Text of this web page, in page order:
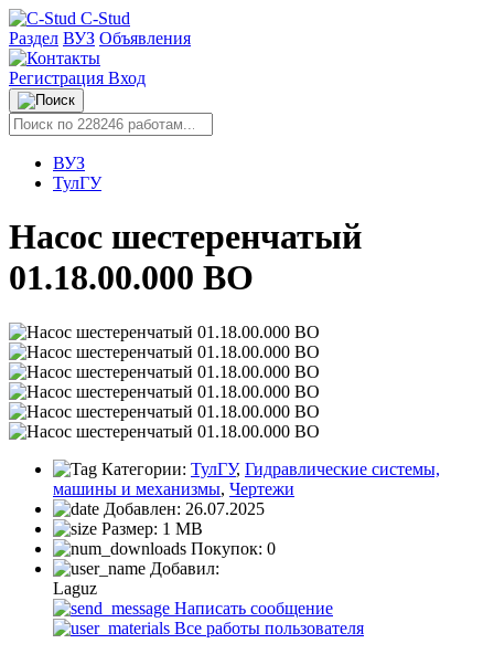
C-Stud
Раздел ВУЗ Объявления
Регистрация Вход
ВУЗ
ТулГУ
Насос шестеренчатый
01.18.00.000 ВО
Категории: ТулГУ, Гидравлические системы,
машины и механизмы, Чертежи
Добавлен: 26.07.2025
Размер: 1 MB
Покупок: 0
Добавил:
Laguz
Написать сообщение
Все работы пользователя